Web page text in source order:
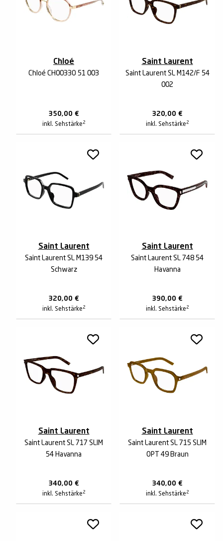
Chloé
Chloé CH0033O 51 003
350,00 €
inkl. Sehstärke 2
Saint Laurent
Saint Laurent SL M142/F 54
002
320,00 €
inkl. Sehstärke 2
Saint Laurent
Saint Laurent SL M139 54
Schwarz
320,00 €
inkl. Sehstärke 2
Saint Laurent
Saint Laurent SL 748 54
Havanna
390,00 €
inkl. Sehstärke 2
Saint Laurent
Saint Laurent SL 717 SLIM
54 Havanna
340,00 €
inkl. Sehstärke 2
Saint Laurent
Saint Laurent SL 715 SLIM
OPT 49 Braun
340,00 €
inkl. Sehstärke 2